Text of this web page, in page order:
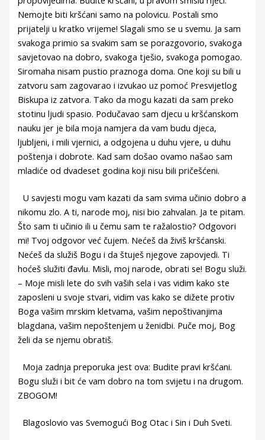
Nemojte biti kršćani samo na polovicu. Postali smo
prijatelji u kratko vrijeme! Slagali smo se u svemu. Ja sam
svakoga primio sa svakim sam se porazgovorio, svakoga
savjetovao na dobro, svakoga tješio, svakoga pomogao.
Siromaha nisam pustio praznoga doma. One koji su bili u
zatvoru sam zagovarao i izvukao uz pomoć Presvijetlog
Biskupa iz zatvora. Tako da mogu kazati da sam preko
stotinu ljudi spasio. Podučavao sam djecu u kršćanskom
nauku jer je bila moja namjera da vam budu djeca,
ljubljeni, i mili vjernici, a odgojena u duhu vjere, u duhu
poštenja i dobrote. Kad sam došao ovamo našao sam
mladiće od dvadeset godina koji nisu bili pričešćeni.
U savjesti mogu vam kazati da sam svima učinio dobro a
nikomu zlo. A ti, narode moj, nisi bio zahvalan. Ja te pitam.
Što sam ti učinio ili u čemu sam te ražalostio? Odgovori
mi! Tvoj odgovor već čujem. Nećeš da živiš kršćanski.
Nećeš da služiš Bogu i da štuješ njegove zapovjedi. Ti
hoćeš služiti đavlu. Misli, moj narode, obrati se! Bogu služi.
– Moje misli lete do svih vaših sela i vas vidim kako ste
zaposleni u svoje stvari, vidim vas kako se dižete protiv
Boga vašim mrskim kletvama, vašim nepoštivanjima
blagdana, vašim nepoštenjem u ženidbi. Puče moj, Bog
želi da se njemu obratiš.
Moja zadnja preporuka jest ova: Budite pravi kršćani.
Bogu služi i bit će vam dobro na tom svijetu i na drugom.
ZBOGOM!
Blagoslovio vas Svemogući Bog Otac i Sin i Duh Sveti.